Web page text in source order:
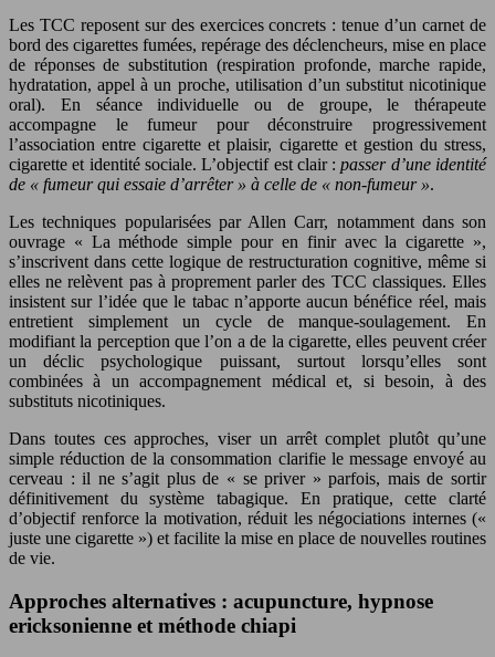
Les TCC reposent sur des exercices concrets : tenue d’un carnet de
bord des cigarettes fumées, repérage des déclencheurs, mise en place
de réponses de substitution (respiration profonde, marche rapide,
hydratation, appel à un proche, utilisation d’un substitut nicotinique
oral). En séance individuelle ou de groupe, le thérapeute
accompagne le fumeur pour déconstruire progressivement
l’association entre cigarette et plaisir, cigarette et gestion du stress,
cigarette et identité sociale. L’objectif est clair :passer d’une identité
de « fumeur qui essaie d’arrêter » à celle de « non-fumeur ».
Les techniques popularisées par Allen Carr, notamment dans son
ouvrage « La méthode simple pour en finir avec la cigarette »,
s’inscrivent dans cette logique de restructuration cognitive, même si
elles ne relèvent pas à proprement parler des TCC classiques. Elles
insistent sur l’idée que le tabac n’apporte aucun bénéfice réel, mais
entretient simplement un cycle de manque-soulagement. En
modifiant la perception que l’on a de la cigarette, elles peuvent créer
un déclic psychologique puissant, surtout lorsqu’elles sont
combinées à un accompagnement médical et, si besoin, à des
substituts nicotiniques.
Dans toutes ces approches, viser un arrêt complet plutôt qu’une
simple réduction de la consommation clarifie le message envoyé au
cerveau : il ne s’agit plus de « se priver » parfois, mais de sortir
définitivement du système tabagique. En pratique, cette clarté
d’objectif renforce la motivation, réduit les négociations internes («
juste une cigarette ») et facilite la mise en place de nouvelles routines
de vie.
Approches alternatives : acupuncture, hypnose
ericksonienne et méthode chiapi